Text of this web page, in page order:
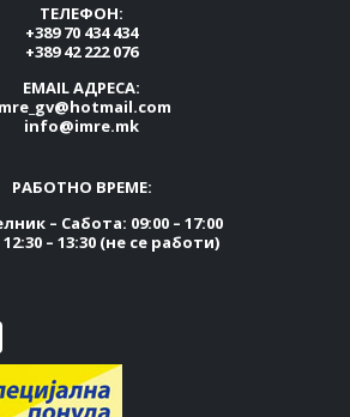
ТЕЛЕФОН:
+389 70 434 434
+389 42 222 076
EMAIL АДРЕСА:
info@imre.mk
РАБОТНО ВРЕМЕ:
– Сабота: 09:00 – 17:00
– 13:30 (не се работи)